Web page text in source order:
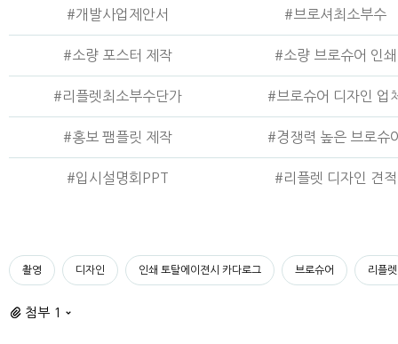
#개발사업제안서 #브로셔최소부수
#소량 포스터 제작 #소량 브로슈어 인쇄
#리플렛최소부수단가 #브로슈어 디자인 업
#홍보 팸플릿 제작 #경쟁력 높은 브로슈
#입시설명회PPT #리플렛 디자인 견적
촬영 디자인 인쇄 토탈에이젼시 카다로그 브로슈어 리플렛
첨부 1